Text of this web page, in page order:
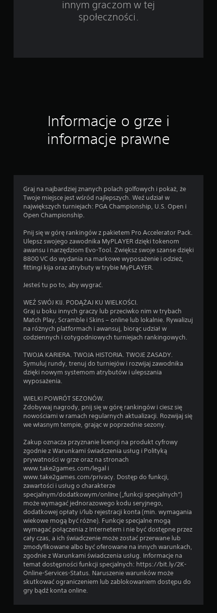
n
innym graczom w tej
społeczności.
Informacje o grze i
informacje prawne
Graj na najbardziej znanych polach golfowych i pokaż, że
Twoje miejsce jest wśród najlepszych. Weź udział w
największych turniejach: PGA Championship, U.S. Open i
Open Championship.
Pnij się w górę rankingów z pakietem Pro Accelerator Pack.
Ulepsz swojego zawodnika MyPLAYER dzięki tokenom
awansu i narzędziom Evo-Tool. Zwiększ swoje szanse dzięki
8800 VC do wydania na markowe wyposażenie i odzież,
fittingi kija oraz atrybuty w trybie MyPLAYER.
Jesteś tu po to, aby wygrać.
WEŹ SWÓJ KIJ. PODĄŻAJ KU WIELKOŚCI.
Graj u boku innych graczy lub przeciwko nim w trybach
Match Play, Scramble i Skins – online lub lokalnie. Rywalizuj
na różnych platformach i awansuj, biorąc udział w
codziennych i cotygodniowych turniejach rankingowych.
TWOJA KARIERA. TWOJA HISTORIA. TWOJE ZASADY.
Symuluj rundy, trenuj do turniejów i rozwijaj zawodnika
dzięki nowym systemom atrybutów i ulepszania
wyposażenia.
WIELKI POWRÓT SEZONÓW.
Zdobywaj nagrody, pnij się w górę rankingów i ciesz się
nowościami w ramach regularnych aktualizacji. Rozwijaj się
we własnym tempie, grając w poprzednie sezony.
Zakup oznacza przyznanie licencji na produkt cyfrowy
zgodnie z Warunkami świadczenia usług i Polityką
prywatności w grze oraz na stronach
www.take2games.com/legal i
www.take2games.com/privacy. Dostęp do funkcji,
zawartości i usług o charakterze
specjalnym/dodatkowym/online („funkcji specjalnych”)
może wymagać jednorazowego kodu seryjnego,
dodatkowej opłaty i/lub rejestracji konta (min. wymagania
wiekowe mogą być różne). Funkcje specjalne mogą
wymagać połączenia z Internetem i nie być dostępne przez
cały czas, a ich świadczenie może zostać przerwane lub
zmodyfikowane albo być oferowane na innych warunkach,
zgodnie z Warunkami świadczenia usług. Informacje na
temat dostępności funkcji specjalnych: https://bit.ly/2K-
Online-Services-Status. Naruszenie warunków może
skutkować ograniczeniem lub zablokowaniem dostępu do
gry bądź konta online.